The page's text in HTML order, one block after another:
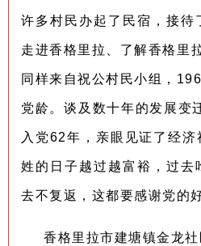
许多村民办起了民宿，接待
走进香格里拉、了解香格里
同样来自祝公村民小组，
党龄。谈及数十年的发展变
入党62年，亲眼见证了经
姓的日子越过越富裕，过去
去不复返，这都要感谢党的
香格里拉市建塘镇金龙